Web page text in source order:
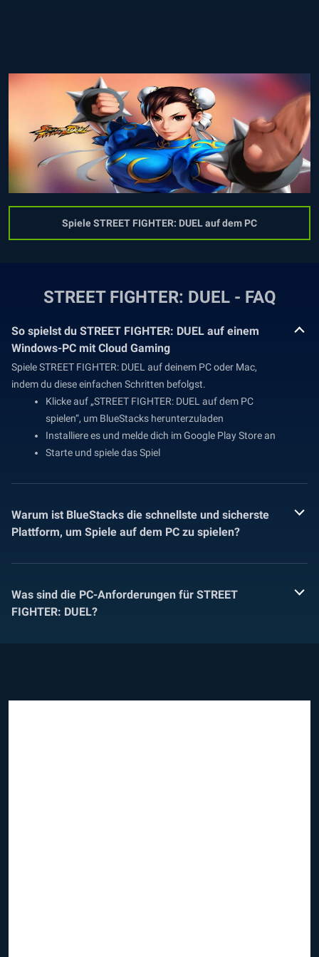
Spiele STREET FIGHTER: DUEL auf dem PC
STREET FIGHTER: DUEL - FAQ
So spielst du STREET FIGHTER: DUEL auf einem
Windows-PC mit Cloud Gaming
Spiele STREET FIGHTER: DUEL auf deinem PC oder Mac,
indem du diese einfachen Schritten befolgst.
Klicke auf „STREET FIGHTER: DUEL auf dem PC
spielen“, um BlueStacks herunterzuladen
Installiere es und melde dich im Google Play Store an
Starte und spiele das Spiel
Warum ist BlueStacks die schnellste und sicherste
Plattform, um Spiele auf dem PC zu spielen?
Was sind die PC-Anforderungen für STREET
FIGHTER: DUEL?